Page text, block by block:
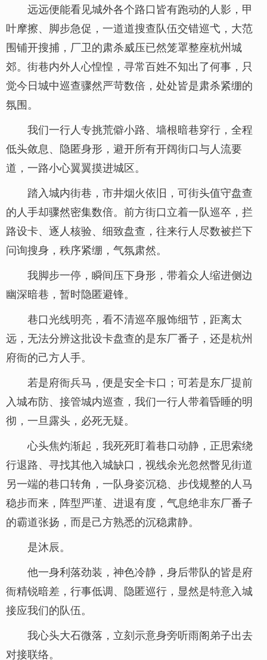
远远便能看见城外各个路口皆有跑动的人影，甲
叶摩擦、脚步急促，一道道搜查队伍交错巡弋，大范
围铺开搜捕，厂卫的肃杀威压已然笼罩整座杭州城
郊。街巷内外人心惶惶，寻常百姓不知出了何事，只
觉今日城中巡查骤然严苛数倍，处处皆是肃杀紧绷的
氛围。
我们一行人专挑荒僻小路、墙根暗巷穿行，全程
低头敛息、隐匿身形，避开所有开阔街口与人流要
道，一路小心翼翼摸进城区。
踏入城内街巷，市井烟火依旧，可街头值守盘查
的人手却骤然密集数倍。前方街口立着一队巡卒，拦
路设卡、逐人核验、细致盘查，往来行人尽数被拦下
问询搜身，秩序紧绷，气氛肃然。
我脚步一停，瞬间压下身形，带着众人缩进侧边
幽深暗巷，暂时隐匿避锋。
巷口光线明亮，看不清巡卒服饰细节，距离太
远，无法分辨这批设卡盘查的是东厂番子，还是杭州
府衙的己方人手。
若是府衙兵马，便是安全卡口；可若是东厂提前
入城布防、接管城内巡查，我们一行人带着昏睡的明
彻，一旦露头，必死无疑。
心头焦灼渐起，我死死盯着巷口动静，正思索绕
行退路、寻找其他入城缺口，视线余光忽然瞥见街道
另一端的巷口转角，一队身姿沉稳、步伐规整的人马
稳步而来，阵型严谨、进退有度，气息绝非东厂番子
的霸道张扬，而是己方熟悉的沉稳肃静。
是沐辰。
他一身利落劲装，神色冷静，身后带队的皆是府
衙精锐暗差，行事低调、隐匿巡行，显然是特意入城
接应我们的队伍。
我心头大石微落，立刻示意身旁听雨阁弟子出去
对接联络。